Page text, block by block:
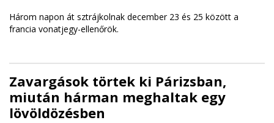
Három napon át sztrájkolnak december 23 és 25 között a
francia vonatjegy-ellenőrök.
Zavargások törtek ki Párizsban,
miután hárman meghaltak egy
lövöldözésben